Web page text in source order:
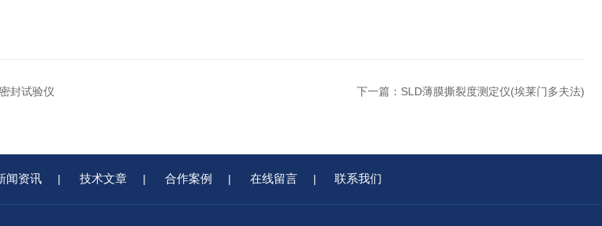
封试验仪 下一篇： SLD薄膜撕裂度测定仪(埃莱门多夫法)
闻资讯 | 技术文章 | 合作案例 | 在线留言 | 联系我们